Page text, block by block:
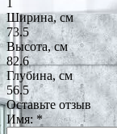
Ширина, см
73.5
Высота, см
82.6
Глубина, см
56.5
Оставьте отзыв
Имя: *